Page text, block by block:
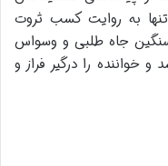
به روایت کسب ثروت
سنگین جاه طلبی و وسواس
خواننده را درگیر فراز و